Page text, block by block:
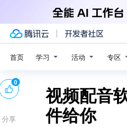
首页 学习 活动 专区
视频配音
件给你
0
分享